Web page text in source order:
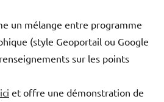
un mélange entre programme
(style Geoportail ou Google
sur les points
ici et offre une démonstration de